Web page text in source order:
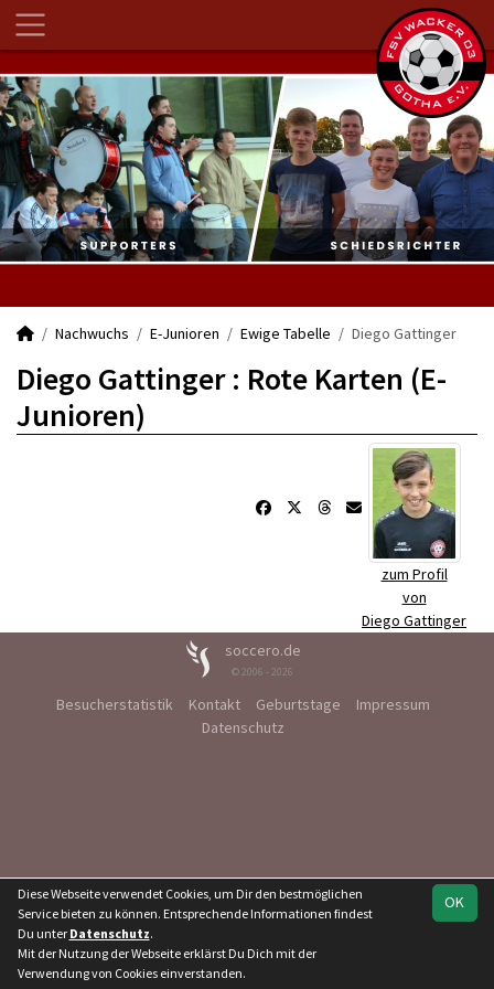
Nachwuchs E-Junioren Ewige Tabelle Diego Gattinger
Diego Gattinger : Rote Karten (E-
Junioren)
zum Profil
von
Diego Gattinger
soccero.de
© 2006 - 2026
Besucherstatistik Kontakt Geburtstage
Impressum
Datenschutz
OK
Diese Webseite verwendet Cookies, um Dir den bestmöglichen
Service bieten zu können. Entsprechende Informationen findest
Du unter Datenschutz.
Mit der Nutzung der Webseite erklärst Du Dich mit der
Verwendung von Cookies einverstanden.